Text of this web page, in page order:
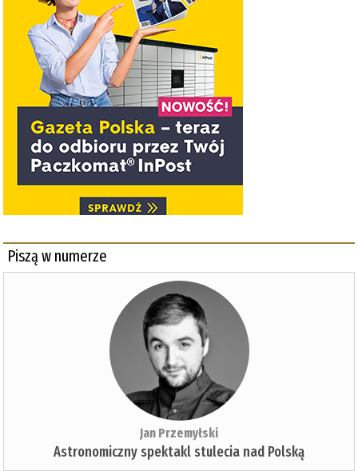
Piszą w numerze
Jan Przemyłski
Astronomiczny spektakl stulecia nad Polską